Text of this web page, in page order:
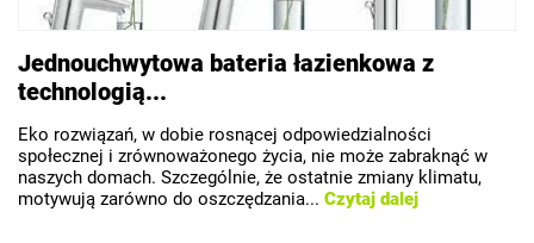
Jednouchwytowa bateria łazienkowa z
technologią...
Eko rozwiązań, w dobie rosnącej odpowiedzialności
społecznej i zrównoważonego życia, nie może zabraknąć w
naszych domach. Szczególnie, że ostatnie zmiany klimatu,
motywują zarówno do oszczędzania... Czytaj dalej